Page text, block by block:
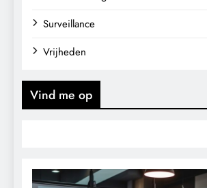
Surveillance
Vrijheden
Vind me op